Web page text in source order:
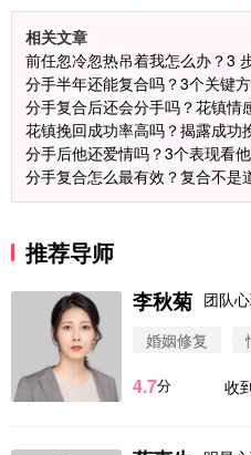
相关文章
前任忽冷忽热吊着我怎么办？3
分手半年还能复合吗？3个关键
分手复合后还会分手吗？花镇情
花镇挽回成功率高吗？揭露成功
分手后他还爱情吗？3个表现看
分手复合怎么最有效？复合不是
推荐导师
李秋菊 团队
婚姻修复
4.7分 收
微信用户 圆圈